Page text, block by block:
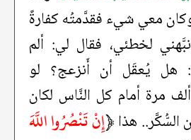
معي شيء فقدَّمتُه كفارةً
لخطئي، فقال لي: ألم
هل يُعقَل أن أَنزعج؟ لو
مرة أمام كل النَّاس لكان
السُّكَّر.. هذا﴿إِنْ تَنْصُرُوا اللَّهَ